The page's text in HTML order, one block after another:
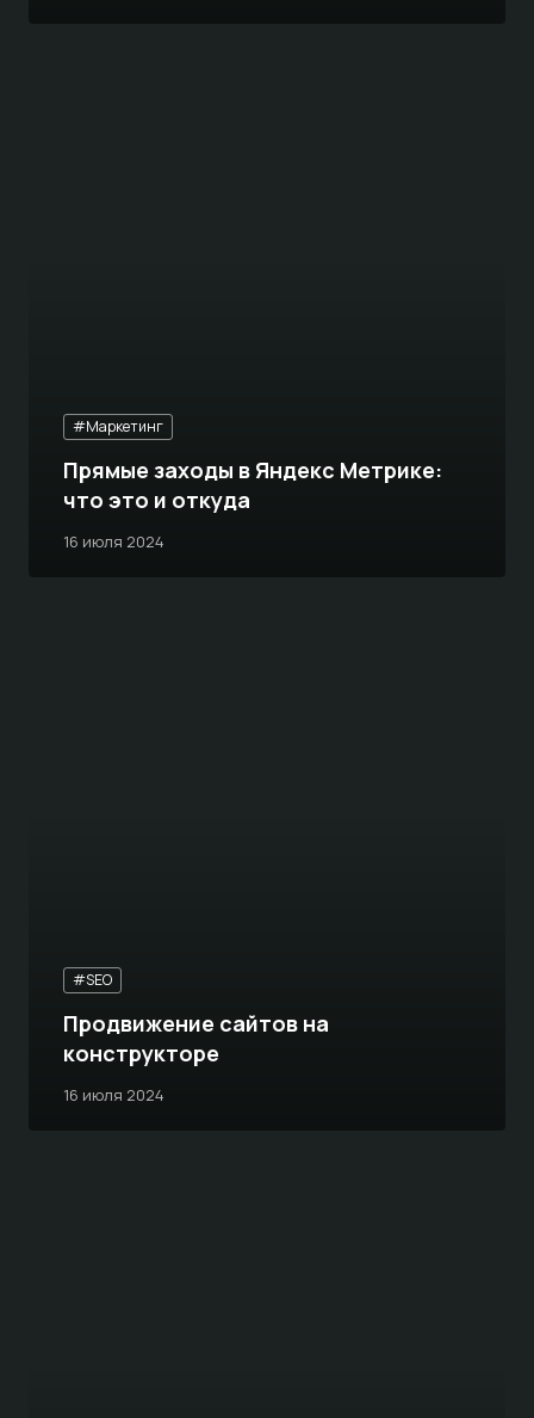
#Маркетинг
16 июля 2024
Прямые заходы в Яндекс Метрике:
что это и откуда
#SEO
16 июля 2024
Продвижение сайтов на
конструкторе